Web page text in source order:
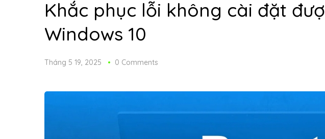
Khắc phục lỗi không cài đặt
Windows 10
Tháng 5 19, 2025 0 Comments